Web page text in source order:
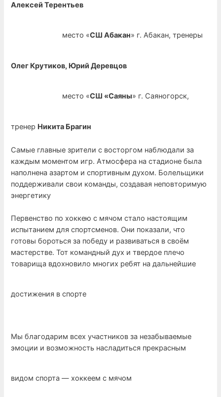
Алексей Терентьев
место «СШ Абакан» г. Абакан, тренеры
Олег Крутиков, Юрий Деревцов
место «СШ «Саяны» г. Саяногорск,
тренер Никита Брагин
Самые главные зрители с восторгом наблюдали за
каждым моментом игр. Атмосфера на стадионе была
наполнена азартом и спортивным духом. Болельщики
поддерживали свои команды, создавая неповторимую
энергетику
Первенство по хоккею с мячом стало настоящим
испытанием для спортсменов. Они показали, что
готовы бороться за победу и развиваться в своём
мастерстве. Тот командный дух и твердое плечо
товарища вдохновило многих ребят на дальнейшие
достижения в спорте
Мы благодарим всех участников за незабываемые
эмоции и возможность насладиться прекрасным
видом спорта — хоккеем с мячом